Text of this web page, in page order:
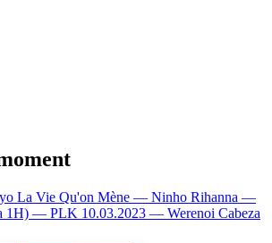
La Vie Qu'on Mène — Ninho Rihanna —
1H) — PLK 10.03.2023 — Werenoi Cabeza